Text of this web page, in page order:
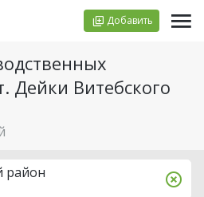
Добавить
Дейки Витебского
район